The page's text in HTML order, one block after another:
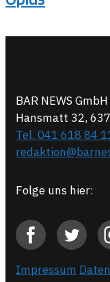
BAR NEWS GmbH
Hansmatt 32,
Tel. 041 618 84
Folge uns hier:
Impressum